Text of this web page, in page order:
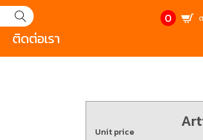
0
สินค้าราคาพิเศษจากแบรนด์ PB
ติดต่อเรา
Unit price